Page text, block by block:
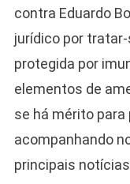
contra Eduardo
jurídico por
protegida por
elementos de
se há mérito para
acompanhando
principais